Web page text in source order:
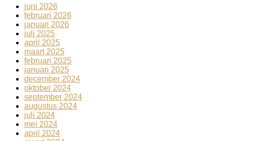
juni 2026
februari 2026
januari 2026
juli 2025
april 2025
maart 2025
februari 2025
januari 2025
december 2024
oktober 2024
september 2024
augustus 2024
juli 2024
mei 2024
april 2024